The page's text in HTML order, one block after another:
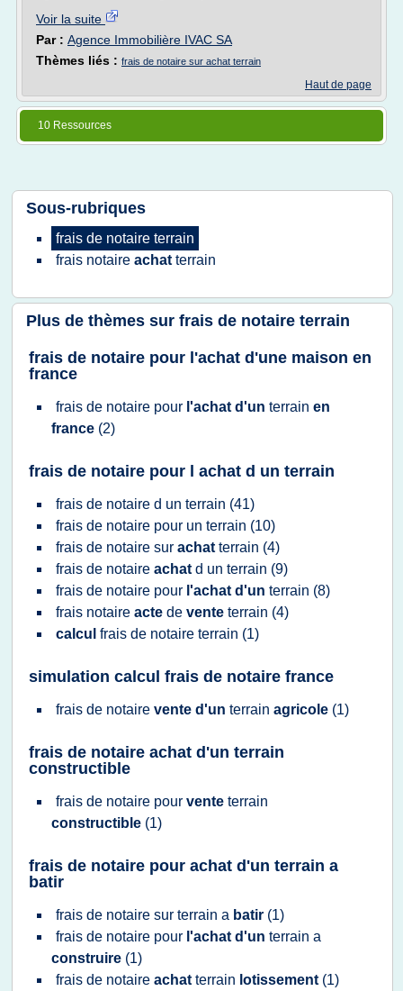
Voir la suite
Par : Agence Immobilière IVAC SA
Thèmes liés : frais de notaire sur achat terrain
Haut de page
10 Ressources
Sous-rubriques
frais de notaire terrain
frais notaire achat terrain
Plus de thèmes sur frais de notaire terrain
frais de notaire pour l'achat d'une maison en
france
frais de notaire pour l'achat d'un terrain en
france (2)
frais de notaire pour l achat d un terrain
frais de notaire d un terrain (41)
frais de notaire pour un terrain (10)
frais de notaire sur achat terrain (4)
frais de notaire achat d un terrain (9)
frais de notaire pour l'achat d'un terrain (8)
frais notaire acte de vente terrain (4)
calcul frais de notaire terrain (1)
simulation calcul frais de notaire france
frais de notaire vente d'un terrain agricole (1)
frais de notaire achat d'un terrain
constructible
frais de notaire pour vente terrain
constructible (1)
frais de notaire pour achat d'un terrain a
batir
frais de notaire sur terrain a batir (1)
frais de notaire pour l'achat d'un terrain a
construire (1)
frais de notaire achat terrain lotissement (1)